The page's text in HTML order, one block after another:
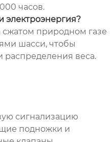
часов.
природном газе
шасси, чтобы
веса.
сигнализацию
подножки и